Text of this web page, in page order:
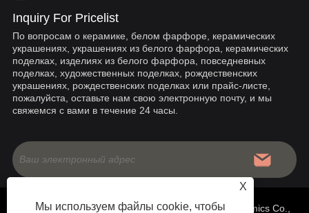
Inquiry For Pricelist
По вопросам о керамике, белом фарфоре, керамических
украшениях, украшениях из белого фарфора, керамических
поделках, изделиях из белого фарфора, повседневных
поделках, художественных поделках, рождественских
украшениях, рождественских поделках или прайс-листе,
пожалуйста, оставьте нам свою электронную почту, и мы
свяжемся с вами в течение 24 часы.
Copyright © 2020 China Fujian Dehua Jinruixiang Ceramics Co.,
X
Мы используем файлы cookie, чтобы